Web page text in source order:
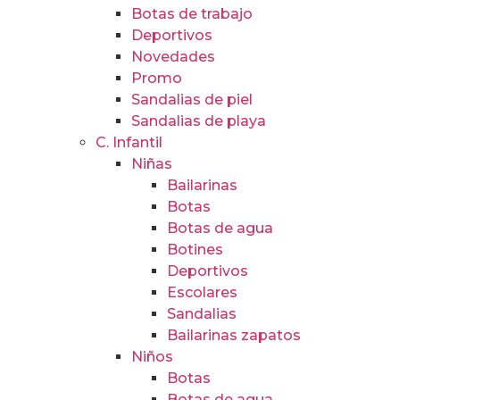
Botas de trabajo
Deportivos
Novedades
Promo
Sandalias de piel
Sandalias de playa
C. Infantil
Niñas
Bailarinas
Botas
Botas de agua
Botines
Deportivos
Escolares
Sandalias
Bailarinas zapatos
Niños
Botas